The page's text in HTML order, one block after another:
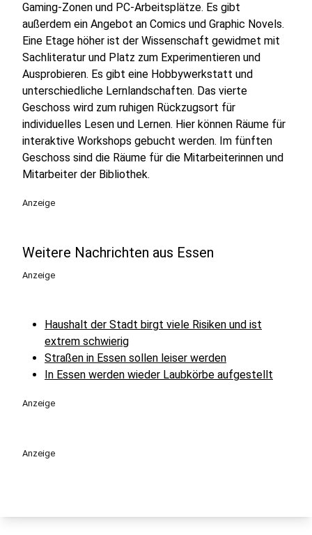
Gaming-Zonen und PC-Arbeitsplätze. Es gibt
außerdem ein Angebot an Comics und Graphic Novels.
Eine Etage höher ist der Wissenschaft gewidmet mit
Sachliteratur und Platz zum Experimentieren und
Ausprobieren. Es gibt eine Hobbywerkstatt und
unterschiedliche Lernlandschaften. Das vierte
Geschoss wird zum ruhigen Rückzugsort für
individuelles Lesen und Lernen. Hier können Räume für
interaktive Workshops gebucht werden. Im fünften
Geschoss sind die Räume für die Mitarbeiterinnen und
Mitarbeiter der Bibliothek.
Anzeige
Weitere Nachrichten aus Essen
Anzeige
Haushalt der Stadt birgt viele Risiken und ist
extrem schwierig
Straßen in Essen sollen leiser werden
In Essen werden wieder Laubkörbe aufgestellt
Anzeige
Anzeige